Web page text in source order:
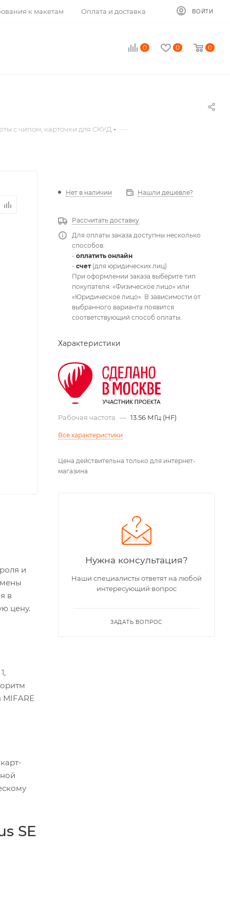
к макетам Оплата и доставка ВОЙТИ
0 0 0
с чипом, карточки для СКУД —
и
в
цену.
SE
Нет в наличии Нашли дешевле?
Рассчитать доставку
Для оплаты заказа доступны несколько
способов:
- оплатить онлайн
- счет(для юридических лиц)
При оформлении заказа выберите тип
покупателя: «Физическое лицо» или
«Юридическое лицо». В зависимости от
выбранного варианта появится
соответствующий способ оплаты.
Характеристики
Рабочая частота — 13.56 МГц (HF)
Все характеристики
Цена действительна только для интернет-
магазина
Нужна консультация?
Наши специалисты ответят на любой
интересующий вопрос
ЗАДАТЬ ВОПРОС